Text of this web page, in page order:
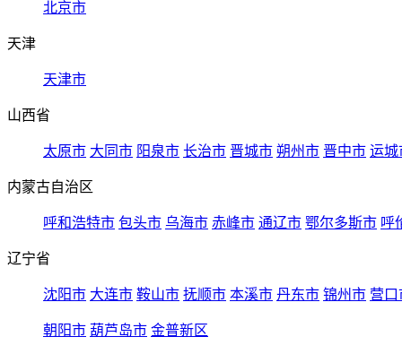
北京市
天津
天津市
山西省
太原市 大同市 阳泉市 长治市 晋城市 朔州市 晋中市 运城
内蒙古自治区
呼和浩特市 包头市 乌海市 赤峰市 通辽市 鄂尔多斯市 呼
辽宁省
沈阳市 大连市 鞍山市 抚顺市 本溪市 丹东市 锦州市 营口
朝阳市 葫芦岛市 金普新区